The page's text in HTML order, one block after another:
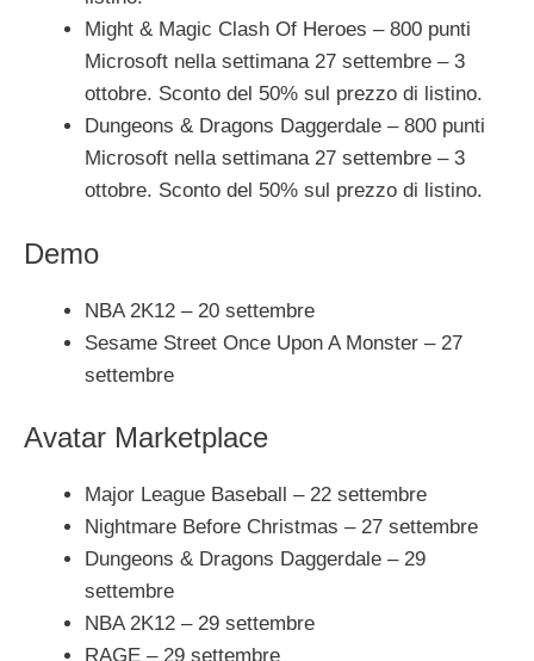
Might & Magic Clash Of Heroes – 800 punti
Microsoft nella settimana 27 settembre – 3
ottobre. Sconto del 50% sul prezzo di listino.
Dungeons & Dragons Daggerdale – 800 punti
Microsoft nella settimana 27 settembre – 3
ottobre. Sconto del 50% sul prezzo di listino.
Demo
NBA 2K12 – 20 settembre
Sesame Street Once Upon A Monster – 27
settembre
Avatar Marketplace
Major League Baseball – 22 settembre
Nightmare Before Christmas – 27 settembre
Dungeons & Dragons Daggerdale – 29
settembre
NBA 2K12 – 29 settembre
RAGE – 29 settembre